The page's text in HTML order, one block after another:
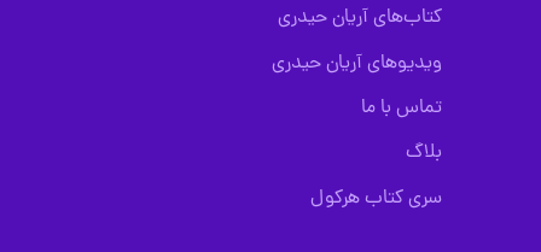
کتاب‌های آریان حیدری
ویدیوهای آریان حیدری
تماس با ما
بلاگ
سری کتاب هرکول